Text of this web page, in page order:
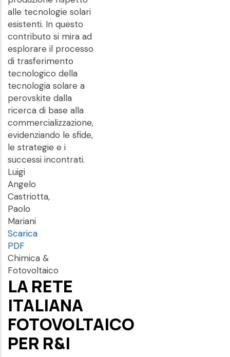
alle tecnologie solari
esistenti. In questo
contributo si mira ad
esplorare il processo
di trasferimento
tecnologico della
tecnologia solare a
perovskite dalla
ricerca di base alla
commercializzazione,
evidenziando le sfide,
le strategie e i
successi incontrati.
Luigi
Angelo
Castriotta,
Paolo
Mariani
Scarica
PDF
Chimica &
Fotovoltaico
LA RETE
ITALIANA
FOTOVOLTAICO
PER R&I